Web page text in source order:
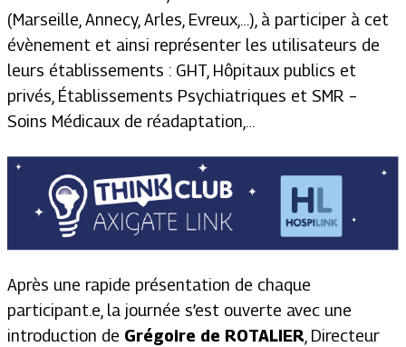
(Marseille, Annecy, Arles, Evreux,…), à participer à cet
évènement et ainsi représenter les utilisateurs de
leurs établissements : GHT, Hôpitaux publics et
privés, Établissements Psychiatriques et SMR –
Soins Médicaux de réadaptation,…
Après une rapide présentation de chaque
participant.e, la journée s’est ouverte avec une
introduction de Grégoire de ROTALIER, Directeur